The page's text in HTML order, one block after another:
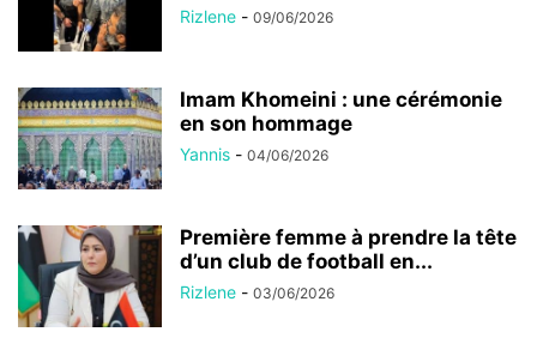
Rizlene - 09/06/2026
Imam Khomeini : une cérémonie
en son hommage
Yannis - 04/06/2026
Première femme à prendre la tête
d’un club de football en...
Rizlene - 03/06/2026